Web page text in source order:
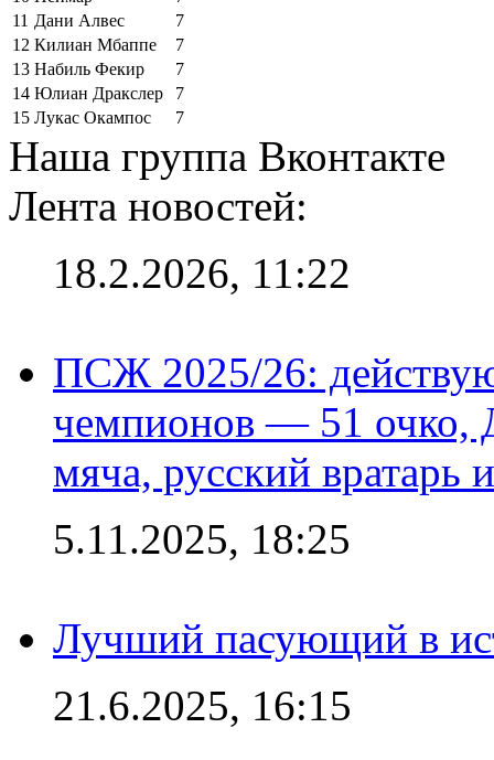
11 Дани Алвес
7
12 Килиан Мбаппе
7
13 Набиль Фекир
7
14 Юлиан Дракслер
7
15 Лукас Окампос 7
Наша группа Вконтакте
Лента новостей:
18.2.2026, 11:22
ПСЖ 2025/26:
чемпионов — 51 очко,
мяча, русский вратарь
5.11.2025, 18:25
Лучший пасующий в
21.6.2025, 16:15